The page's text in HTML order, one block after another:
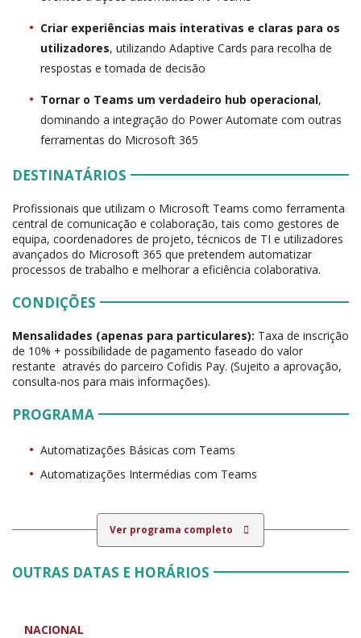
Criar experiências mais interativas e claras para os
utilizadores, utilizando Adaptive Cards para recolha de
respostas e tomada de decisão
Tornar o Teams um verdadeiro hub operacional,
dominando a integração do Power Automate com outras
ferramentas do Microsoft 365
DESTINATÁRIOS
Profissionais que utilizam o Microsoft Teams como ferramenta
central de comunicação e colaboração, tais como gestores de
equipa, coordenadores de projeto, técnicos de TI e utilizadores
avançados do Microsoft 365 que pretendem automatizar
processos de trabalho e melhorar a eficiência colaborativa.
CONDIÇÕES
Mensalidades (apenas para particulares): Taxa de inscrição
de 10% + possibilidade de pagamento faseado do valor
restante através do parceiro Cofidis Pay. (Sujeito a aprovação,
consulta-nos para mais informações).
PROGRAMA
Automatizações Básicas com Teams
Automatizações Intermédias com Teams
Ver programa completo
OUTRAS DATAS E HORÁRIOS
NACIONAL